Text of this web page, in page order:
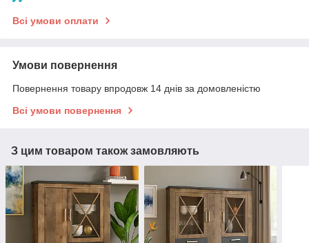
Всі умови оплати
Умови повернення
Повернення товару впродовж 14 днів за домовленістю
Всі умови повернення
З цим товаром також замовляють